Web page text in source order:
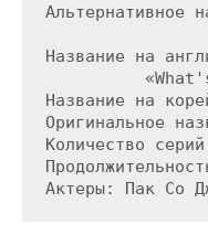
Альтернативное
Название на
Название на
Оригинальное
Количество